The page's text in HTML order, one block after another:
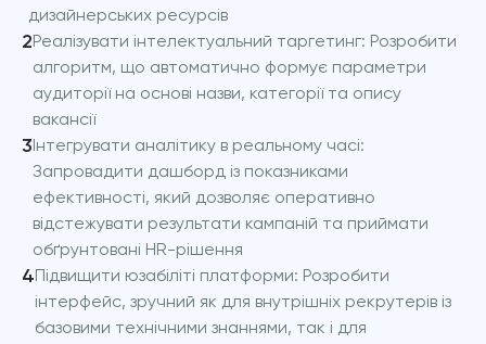
дизайнерських ресурсів
2Реалізувати інтелектуальний таргетинг: Розробити
алгоритм, що автоматично формує параметри
аудиторії на основі назви, категорії та опису
вакансії
3 Інтегрувати аналітику в реальному часі:
Запровадити дашборд із показниками
ефективності, який дозволяє оперативно
відстежувати результати кампаній та приймати
обґрунтовані HR-рішення
4 Підвищити юзабіліті платформи: Розробити
інтерфейс, зручний як для внутрішніх рекрутерів із
базовими технічними знаннями, так і для